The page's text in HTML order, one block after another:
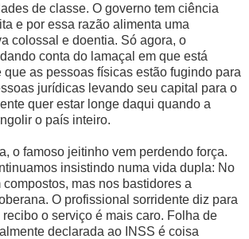
de classe. O governo tem ciência
e por essa razão alimenta uma
colossal e doentia. Só agora, o
conta do lamaçal em que está
que as pessoas físicas estão fugindo para
jurídicas levando seu capital para o
quer estar longe daqui quando a
o país inteiro.
o famoso jeitinho vem perdendo força.
insistindo numa vida dupla: No
mas nos bastidores a
O profissional sorridente diz para
o serviço é mais caro. Folha de
declarada ao INSS é coisa